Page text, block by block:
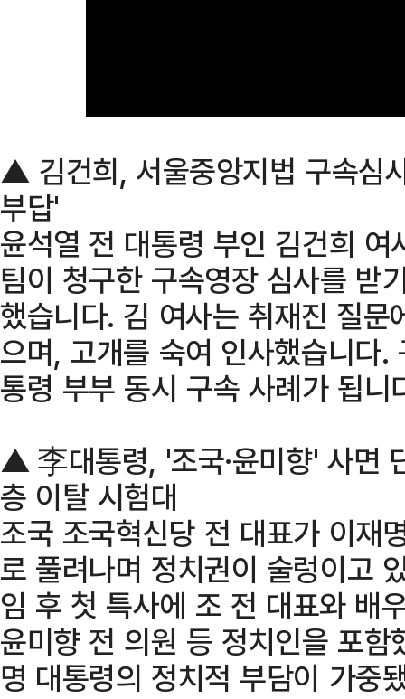
▲ 김건희, 서울중앙지법 구속심
부답'
윤석열 전 대통령 부인 김건희
팀이 청구한 구속영장 심사를 받
했습니다. 김 여사는 취재진 질
으며, 고개를 숙여 인사했습니다
통령 부부 동시 구속 사례가 됩니
▲ 李대통령, '조국·윤미향' 사면
층 이탈 시험대
조국 조국혁신당 전 대표가 이재
로 풀려나며 정치권이 술렁이고
임 후 첫 특사에 조 전 대표와 배
윤미향 전 의원 등 정치인을 포
명 대통령의 정치적 부담이 가중